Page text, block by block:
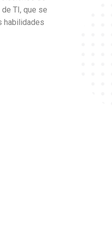
TI, que se
habilidades